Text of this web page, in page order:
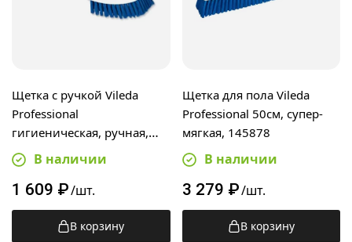
Щетка с ручкой Vileda
Professional
гигиеническая, ручная,
145874В наличии
1 609 ₽/шт.
В корзину
Щетка для пола Vileda
Professional 50см, супер-
мягкая, 145878
В наличии
3 279 ₽/шт.
В корзину